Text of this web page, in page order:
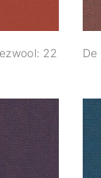
22 De
–
32